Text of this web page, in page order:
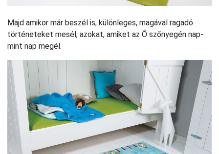
Majd amikor már beszél is, különleges, magával ragadó
történeteket mesél, azokat, amiket az Ő szőnyegén nap-
mint nap megél.